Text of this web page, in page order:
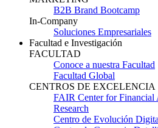
B2B Brand Bootcamp
In-Company
Soluciones Empresariales
Facultad e Investigación
FACULTAD
Conoce a nuestra Facultad
Facultad Global
CENTROS DE EXCELENCIA
FAIR Center for Financial
Research
Centro de Evolución